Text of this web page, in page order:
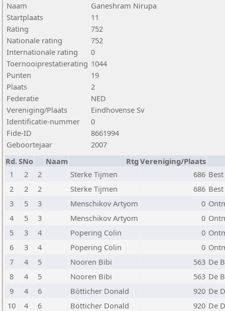
Naam
Ganeshram Nirupa
Startplaats
11
Rating
752
Nationale rating
752
Internationale rating
0
Toernooiprestatierating 1044
Punten
19
Plaats
2
Federatie
NED
Vereniging/Plaats
Eindhovense Sv
Identificatie-nummer
0
Fide-ID
8661994
Geboortejaar
2007
Rd.SNo Naam Rtg Vereniging/Plaats
1
2 2 Sterke Tijmen 686
2
2 2 Sterke Tijmen 686
3
5 3 Menschikov Artyom 0
4
5 3 Menschikov Artyom 0
5
3 4 Popering Colin 0
6
3 4 Popering Colin 0
7
4 5 Nooren Bibi 563 De
8
4 5 Nooren Bibi 563 De
9
4 6 Bötticher Donald 920 De
10
4 6 Bötticher Donald 920 De